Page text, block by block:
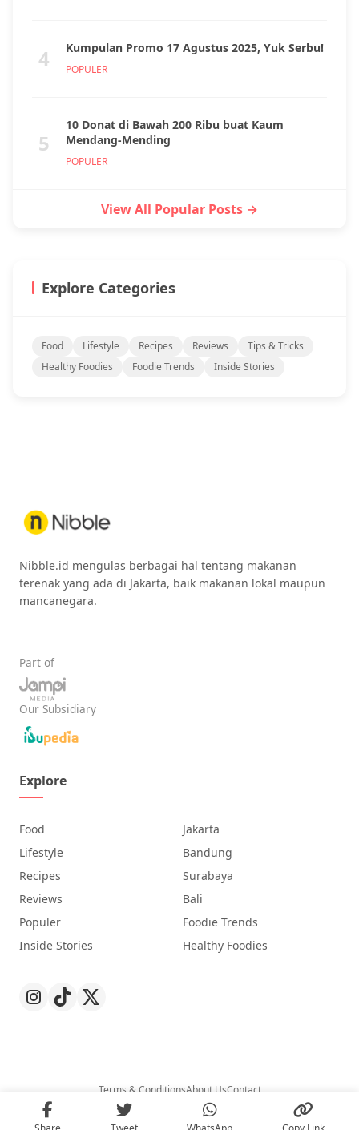
4 Kumpulan Promo 17 Agustus 2025, Yuk Serbu!
POPULER
5
10 Donat di Bawah 200 Ribu buat Kaum
Mendang-Mending
POPULER
View All Popular Posts →
Explore Categories
Food Lifestyle Recipes Reviews
Tips & Tricks
Healthy Foodies
Foodie Trends Inside Stories
Nibble.id mengulas berbagai hal tentang makanan
terenak yang ada di Jakarta, baik makanan lokal maupun
mancanegara.
Part of
Our Subsidiary
Explore
Food
Lifestyle
Recipes
Reviews
Populer
Inside Stories
Jakarta
Bandung
Surabaya
Bali
Foodie Trends
Healthy Foodies
Terms & ConditionsAbout UsContact
© 2026
. All Rights Reserved.